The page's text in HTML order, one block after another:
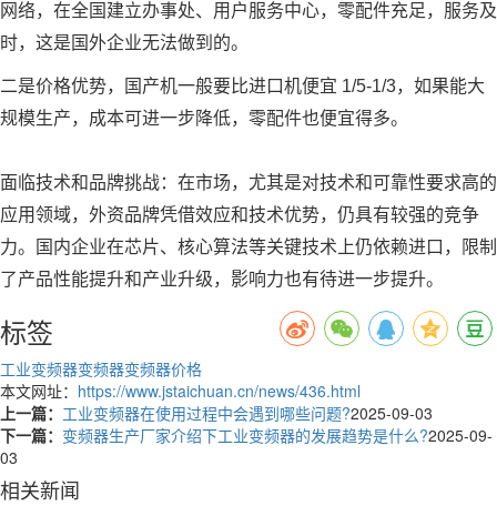
网络，在全国建立办事处、用户服务中心，零配件充足，服务及
时，这是国外企业无法做到的。
二是价格优势，国产机一般要比进口机便宜 1/5-1/3，如果能大
规模生产，成本可进一步降低，零配件也便宜得多。
面临技术和品牌挑战：在市场，尤其是对技术和可靠性要求高的
应用领域，外资品牌凭借效应和技术优势，仍具有较强的竞争
力。国内企业在芯片、核心算法等关键技术上仍依赖进口，限制
了产品性能提升和产业升级，影响力也有待进一步提升。
标签
工业变频器变频器变频器价格
本文网址： https://www.jstaichuan.cn/news/436.html
上一篇： 工业变频器在使用过程中会遇到哪些问题?2025-09-03
下一篇： 变频器生产厂家介绍下工业变频器的发展趋势是什么?2025-09-
03
相关新闻